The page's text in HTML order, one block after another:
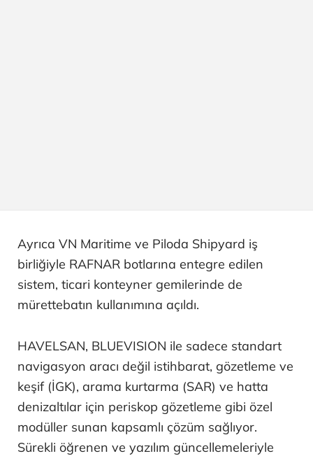
Ayrıca VN Maritime ve Piloda Shipyard iş
birliğiyle RAFNAR botlarına entegre edilen
sistem, ticari konteyner gemilerinde de
mürettebatın kullanımına açıldı.
HAVELSAN, BLUEVISION ile sadece standart
navigasyon aracı değil istihbarat, gözetleme ve
keşif (İGK), arama kurtarma (SAR) ve hatta
denizaltılar için periskop gözetleme gibi özel
modüller sunan kapsamlı çözüm sağlıyor.
Sürekli öğrenen ve yazılım güncellemeleriyle